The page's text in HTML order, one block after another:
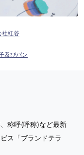
社紅谷
及びパン
称呼(呼称)など最新
ス「ブランドテラ